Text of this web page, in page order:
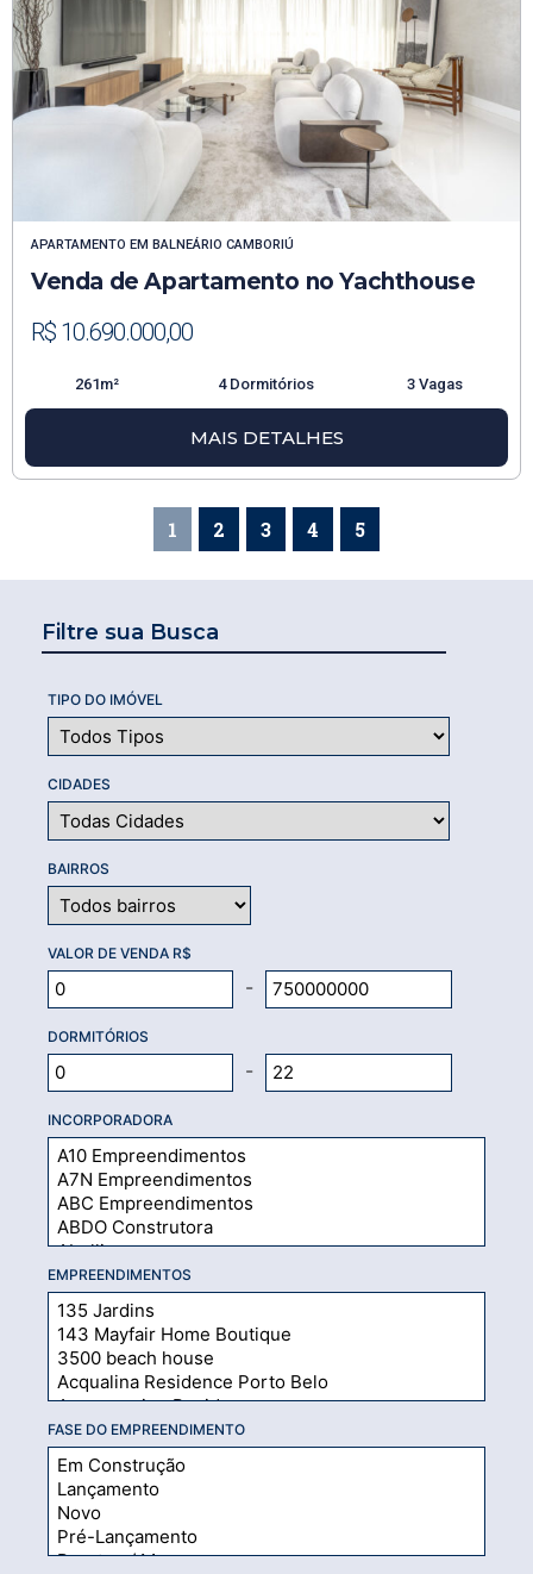
Filtre sua Busca
TIPO DO IMÓVEL
CIDADES
BAIRROS
VALOR DE VENDA R$
-
DORMITÓRIOS
-
INCORPORADORA
EMPREENDIMENTOS
FASE DO EMPREENDIMENTO
APARTAMENTO EM BALNEÁRIO CAMBORIÚ
Venda de Apartamento no Yachthouse
R$ 10.690.000,00
261m² 4 Dormitórios 3 Vagas
MAIS DETALHES
1 2 3 4 5